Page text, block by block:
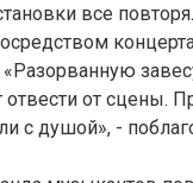
все
отвести от сцены.
с душой», -